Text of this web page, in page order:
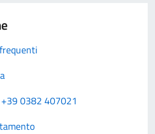
0382 407021